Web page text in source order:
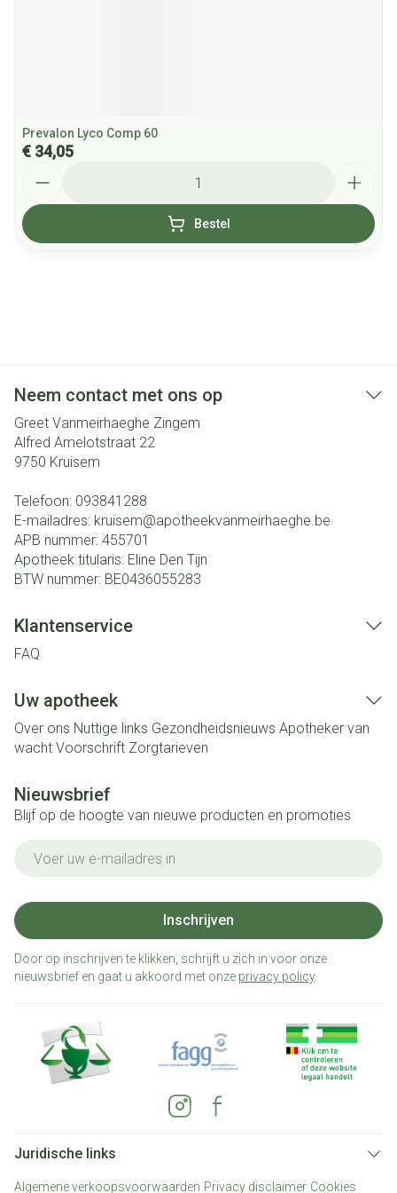
Prevalon Lyco Comp 60
€ 34,05
Bestel
Neem contact met ons op
Greet Vanmeirhaeghe Zingem
Alfred Amelotstraat 22
9750 Kruisem
Telefoon: 093841288
E-mailadres: kruisem@apotheekvanmeirhaeghe.be
APB nummer: 455701
Apotheek titularis: Eline Den Tijn
BTW nummer: BE0436055283
Klantenservice
FAQ
Uw apotheek
Over ons Nuttige links Gezondheidsnieuws Apotheker van
wacht Voorschrift Zorgtarieven
Nieuwsbrief
Blijf op de hoogte van nieuwe producten en promoties
Inschrijven
Door op inschrijven te klikken, schrijft u zich in voor onze
nieuwsbrief en gaat u akkoord met onze privacy policy.
Juridische links
Algemene verkoopsvoorwaarden Privacy disclaimer Cookies